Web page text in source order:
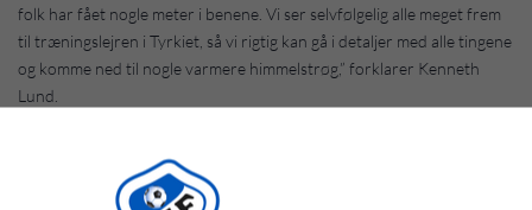
folk har fået nogle meter i benene. Vi ser selvfølgelig alle meget frem
til træningslejren i Tyrkiet, så vi rigtig kan gå i detaljer med alle tingene
og komme ned til nogle varmere himmelstrøg,” forklarer Kenneth
Lund.
kampe, og han er også glad for tilliden fra trænerteamet, og han
håber, at han kan betale tilbage med at være mere kampafgørende.